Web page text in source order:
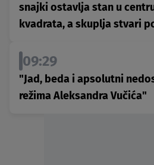
snajki ostavlja stan u
kvadrata, a skuplja stvari
09:29
"Jad, beda i apsolutni
režima Aleksandra Vučića"